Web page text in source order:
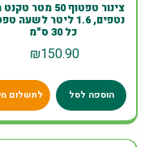
צינור טפטוף 50 מטר
נטפים, 1.6 ליטר לשעה
כל 30 ס"מ
₪150.90
הוספה לסל לתשלום